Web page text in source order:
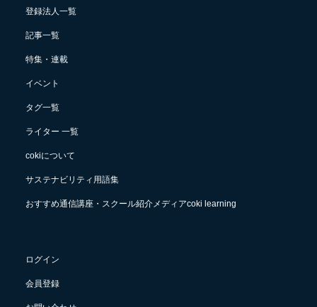
登録法人一覧
記事一覧
特集・連載
イベント
タグ一覧
ライター 一覧
cokiについて
サステナビリティ用語集
おすすめ通信講座・スクール紹介メディアcoki learning
ログイン
会員登録